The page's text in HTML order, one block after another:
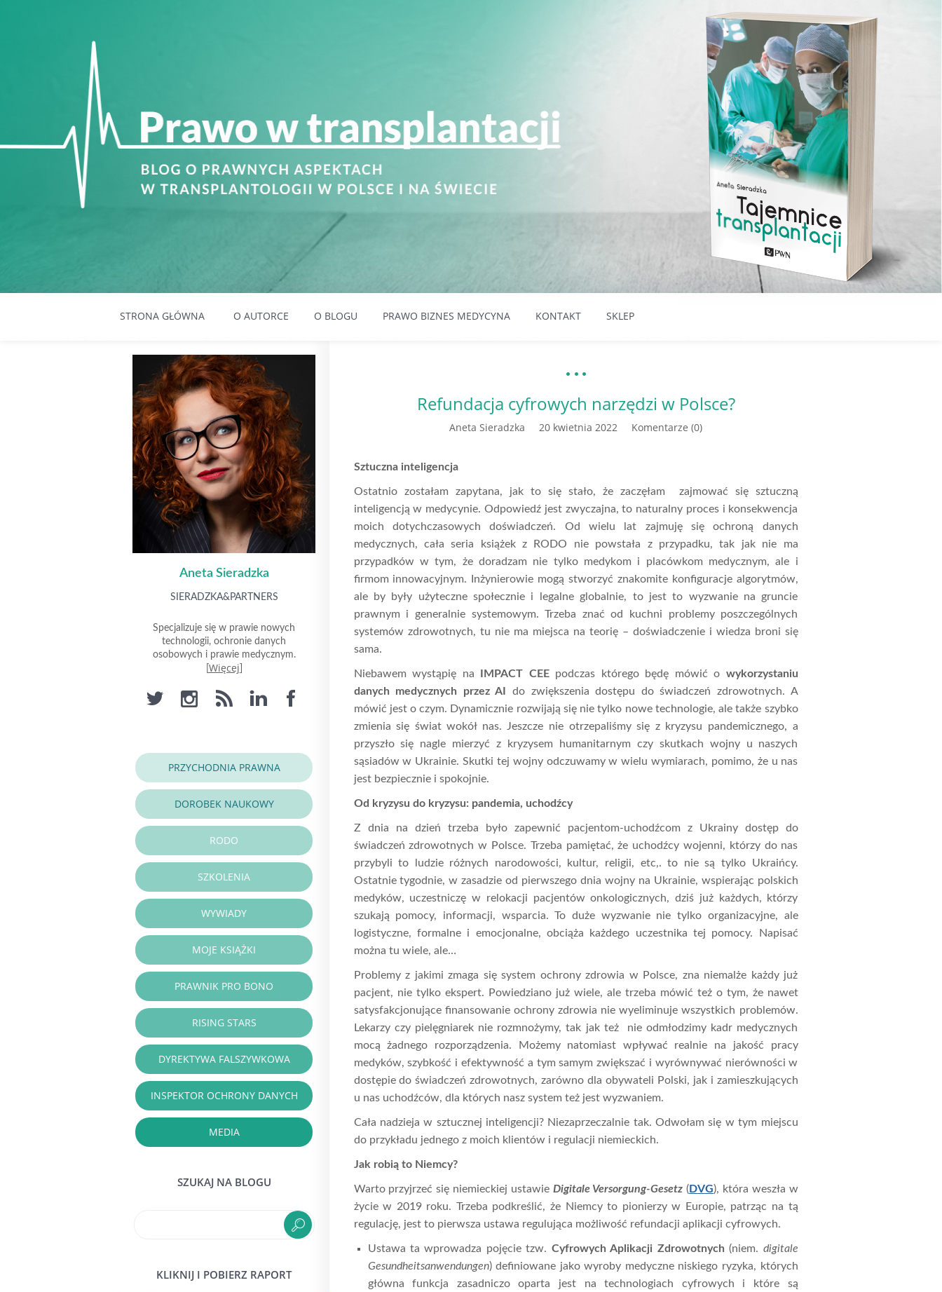
STRONA GŁÓWNA O AUTORCE O BLOGU PRAWO BIZNES MEDYCYNA KONTAKT SKLEP
Refundacja cyfrowych narzędzi w Polsce?
Aneta Sieradzka 20 kwietnia 2022 Komentarze (0)
Sztuczna inteligencja
Ostatnio zostałam zapytana, jak to się stało, że zaczęłam zajmować się sztuczną
inteligencją w medycynie. Odpowiedź jest zwyczajna, to naturalny proces i konsekwencja
moich dotychczasowych doświadczeń. Od wielu lat zajmuję się ochroną danych
medycznych, cała seria książek z RODO nie powstała z przypadku, tak jak nie ma
przypadków w tym, że doradzam nie tylko medykom i placówkom medycznym, ale i
firmom innowacyjnym. Inżynierowie mogą stworzyć znakomite konfiguracje algorytmów,
ale by były użyteczne społecznie i legalne globalnie, to jest to wyzwanie na gruncie
prawnym i generalnie systemowym. Trzeba znać od kuchni problemy poszczególnych
systemów zdrowotnych, tu nie ma miejsca na teorię – doświadczenie i wiedza broni się
sama.
Niebawem wystąpię na IMPACT CEEpodczas którego będę mówić o wykorzystaniu
danych medycznych przez AI
do zwiększenia dostępu do świadczeń zdrowotnych. A
mówić jest o czym. Dynamicznie rozwijają się nie tylko nowe technologie, ale także szybko
zmienia się świat wokół nas. Jeszcze nie otrzepaliśmy się z kryzysu pandemicznego, a
przyszło się nagle mierzyć z kryzysem humanitarnym czy skutkach wojny u naszych
sąsiadów w Ukrainie. Skutki tej wojny odczuwamy w wielu wymiarach, pomimo, że u nas
jest bezpiecznie i spokojnie.
Od kryzysu do kryzysu: pandemia, uchodźcy
Z dnia na dzień trzeba było zapewnić pacjentom-uchodźcom z Ukrainy dostęp do
świadczeń zdrowotnych w Polsce. Trzeba pamiętać, że uchodźcy wojenni, którzy do nas
przybyli to ludzie różnych narodowości, kultur, religii, etc,. to nie są tylko Ukraińcy.
Ostatnie tygodnie, w zasadzie od pierwszego dnia wojny na Ukrainie, wspierając polskich
medyków, uczestniczę w relokacji pacjentów onkologicznych, dziś już każdych, którzy
szukają pomocy, informacji, wsparcia. To duże wyzwanie nie tylko organizacyjne, ale
logistyczne, formalne i emocjonalne, obciąża każdego uczestnika tej pomocy. Napisać
można tu wiele, ale…
Problemy z jakimi zmaga się system ochrony zdrowia w Polsce, zna niemalże każdy już
pacjent, nie tylko ekspert. Powiedziano już wiele, ale trzeba mówić też o tym, że nawet
satysfakcjonujące finansowanie ochrony zdrowia nie wyeliminuje wszystkich problemów.
Lekarzy czy pielęgniarek nie rozmnożymy, tak jak też nie odmłodzimy kadr medycznych
mocą żadnego rozporządzenia. Możemy natomiast wpływać realnie na jakość pracy
medyków, szybkość i efektywność a tym samym zwiększać i wyrównywać nierówności w
dostępie do świadczeń zdrowotnych, zarówno dla obywateli Polski, jak i zamieszkujących
u nas uchodźców, dla których nasz system też jest wyzwaniem.
Cała nadzieja w sztucznej inteligencji? Niezaprzeczalnie tak. Odwołam się w tym miejscu
do przykładu jednego z moich klientów i regulacji niemieckich.
Jak robią to Niemcy?
Warto przyjrzeć się niemieckiej ustawie Digitale Versorgung-Gesetz (DVG), która weszła w
życie w 2019 roku. Trzeba podkreślić, że Niemcy to pionierzy w Europie, patrząc na tą
regulację, jest to pierwsza ustawa regulująca możliwość refundacji aplikacji cyfrowych.
Ustawa ta wprowadza pojęcie tzw. Cyfrowych Aplikacji Zdrowotnych (niem. digitale
Gesundheitsanwendungen) definiowane jako wyroby medyczne niskiego ryzyka, których
główna funkcja zasadniczo oparta jest na technologiach cyfrowych i które są
Aneta Sieradzka
SIERADZKA&PARTNERS
Specjalizuje się w prawie nowych
technologii, ochronie danych
osobowych i prawie medycznym.
Więcej
PRZYCHODNIA PRAWNA
DOROBEK NAUKOWY
RODO
SZKOLENIA
WYWIADY
MOJE KSIĄŻKI
PRAWNIK PRO BONO
RISING STARS
DYREKTYWA FALSZYWKOWA
INSPEKTOR OCHRONY DANYCH
MEDIA
SZUKAJ NA BLOGU
KLIKNIJ I POBIERZ RAPORT